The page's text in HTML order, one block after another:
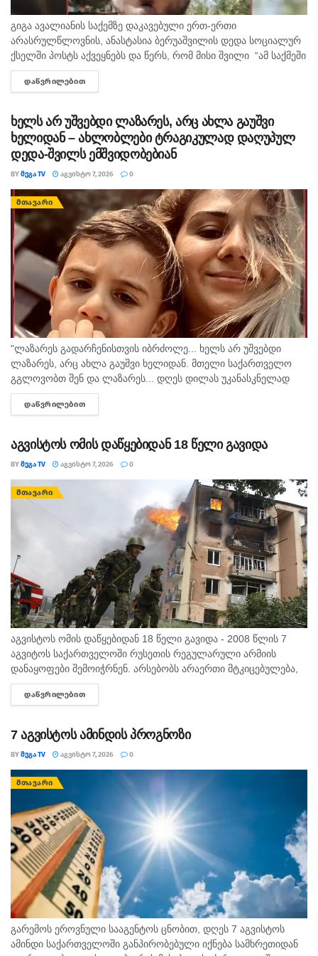
გიგა ავალიანის საქემზე დაკავებული ერთ-ერთი
არასრულწლოვნის, ანასტასია ბერუაშვილის დედა სოციალურ
ქსელში პოსტს აქვეყნებს და წერს, რომ მისი შვილი “ამ საქმეში
მართლაც რომ თავში კი არა შუაშიც არაა.“ მისი თქმით, ის
რომ...
ᲓᲐᲬᲕᲠᲘᲚᲔᲑᲘᲗ
ხელს არ უშვებდი ლაზარეს, არც ახლა გაუშვი
ხელიდან – ახლობლები ტრაგიკულად დაღუპულ
დედა-შვილს ემშვიდობებიან
BYᲛᲔᲒᲐ TV ᲐᲒᲕᲘᲡᲢᲝ 7, 2026 0
ᲛᲗᲐᲕᲐᲠᲘ
"ლაზარეს გადარჩენისთვის იბრძოლე... ხელს არ უშვებდი
ლაზარეს, არც ახლა გაუშვი ხელიდან. მთელი საქართველო
გგლოვობთ შენ და ლაზარეს... დღეს დილას უკანასკნელად
მომესალმე, თურმე. ისღა დაგვრჩა ნუგეშად, შენი თავი
გვაპოვნინო..." - 6...
ᲓᲐᲬᲕᲠᲘᲚᲔᲑᲘᲗ
აგვისტოს ომის დაწყებიდან 18 წელი გავიდა
BYᲛᲔᲒᲐ TV ᲐᲒᲕᲘᲡᲢᲝ 7, 2026 0
ᲛᲗᲐᲕᲐᲠᲘ
აგვისტოს ომის დაწყებიდან 18 წელი გავიდა - 2008 წლის 7
აგვიტოს საქართველოში რუსეთის რეგულარული არმიის
დანაყოფები შემოიჭრნენ. არსებობს არაერთი მტკიცებულება,
რომლითაც დადასტურდა, რომ რუსეთის ჯარმა საქართველოს
სახელმწიფო საზღვარი სწორედ 7...
ᲓᲐᲬᲕᲠᲘᲚᲔᲑᲘᲗ
7 აგვისტოს ამინდის პროგნოზი
BYᲛᲔᲒᲐ TV ᲐᲒᲕᲘᲡᲢᲝ 7, 2026 0
ᲛᲗᲐᲕᲐᲠᲘ
გარემოს ეროვნული სააგენტოს ცნობით, დღეს 7 აგვისტოს
ამინდი საქართველოში განპირობებული იქნება სამხრეთიდან